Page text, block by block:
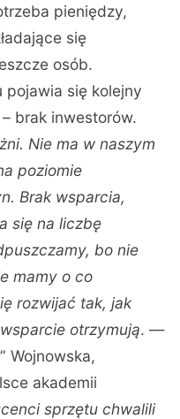
pieniędzy,
się
osób.
pojawia się kolejny
brak inwestorów.
Nie ma w naszym
poziomie
Brak wsparcia,
się na liczbę
bo nie
mamy o co
rozwijać tak, jak
otrzymują. —
Wojnowska,
akademii
sprzętu chwalili